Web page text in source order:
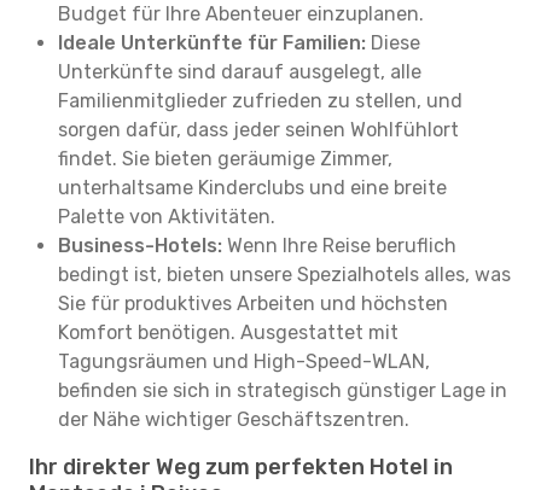
Budget für Ihre Abenteuer einzuplanen.
Ideale Unterkünfte für Familien: Diese
Unterkünfte sind darauf ausgelegt, alle
Familienmitglieder zufrieden zu stellen, und
sorgen dafür, dass jeder seinen Wohlfühlort
findet. Sie bieten geräumige Zimmer,
unterhaltsame Kinderclubs und eine breite
Palette von Aktivitäten.
Business-Hotels: Wenn Ihre Reise beruflich
bedingt ist, bieten unsere Spezialhotels alles, was
Sie für produktives Arbeiten und höchsten
Komfort benötigen. Ausgestattet mit
Tagungsräumen und High-Speed-WLAN,
befinden sie sich in strategisch günstiger Lage in
der Nähe wichtiger Geschäftszentren.
Ihr direkter Weg zum perfekten Hotel in